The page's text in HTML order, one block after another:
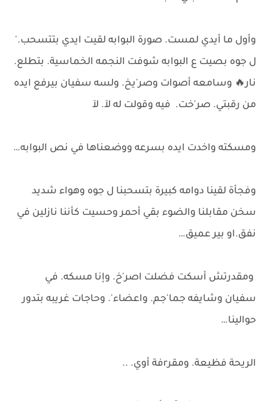
وأول ما أيدي لمست. صورة البوابه لقيت ايدي بتتسحب.'
ل جوه بصيت ع البوابه شوفت النجمه الخماسية. بتطلع.
نار🔥 وسامعه أصوات وصر'يخ. ولسه سفيان بيرفع ايده
من رقبتي. صر'خت. فيه وقولت له لآ. لآ
ومسكته واخدت ايده بسرعه ووضعناها في نص البوابه…
وفجأة لقينا دوامه كبيرة بتسحبنا ل جوه وهواء شديد
سخن مقابلنا والضوء بقي أحمر وحسيت كأننا نازلين في
نفق.او بير عميق…
ومقدرتش أسكت فضلت اصر'خ. وإنا مسكه. في
سفيان وشايفه جما'جم. واعضاء'. وحاجات غريبه بتدور
حوالينا…
الريحة فظيعة. ومقرrفة أوي. ..